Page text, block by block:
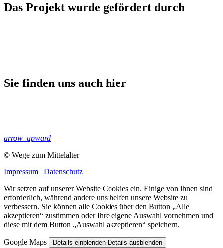
Das Projekt wurde gefördert durch
Sie finden uns auch hier
arrow_upward
© Wege zum Mittelalter
Impressum | Datenschutz
Wir setzen auf unserer Website Cookies ein. Einige von ihnen sind
erforderlich, während andere uns helfen unsere Website zu
verbessern. Sie können alle Cookies über den Button „Alle
akzeptieren“ zustimmen oder Ihre eigene Auswahl vornehmen und
diese mit dem Button „Auswahl akzeptieren“ speichern.
Google Maps Details einblenden Details ausblenden